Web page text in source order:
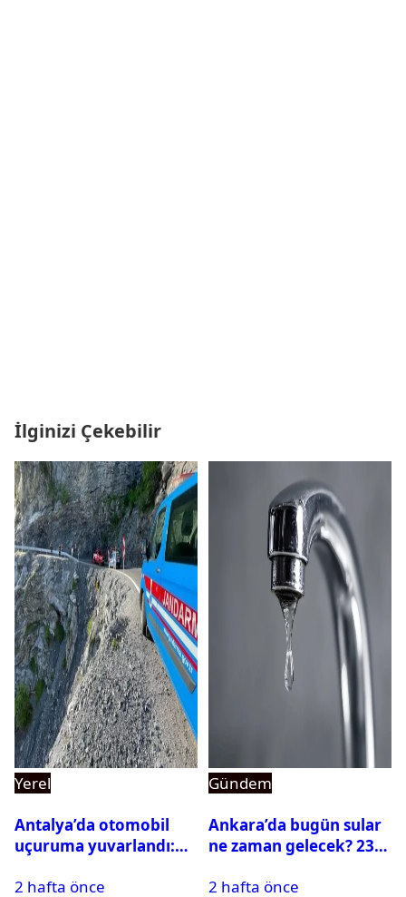
İlginizi Çekebilir
Yerel
Antalya’da otomobil
uçuruma yuvarlandı:
var
2 hafta önce
Gündem
Ankara’da bugün sular
ne zaman gelecek? 23
su kesintisi sorgulama
2 hafta önce